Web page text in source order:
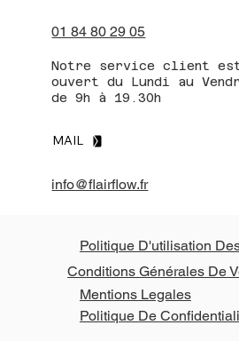
01 84 80 29 05
Notre service client
ouvert du Lundi au
de 9h à 19.30h
MAIL
info@flairflow.fr
Politique D'utilisation
Conditions Générales De
Mentions Legales
Politique De